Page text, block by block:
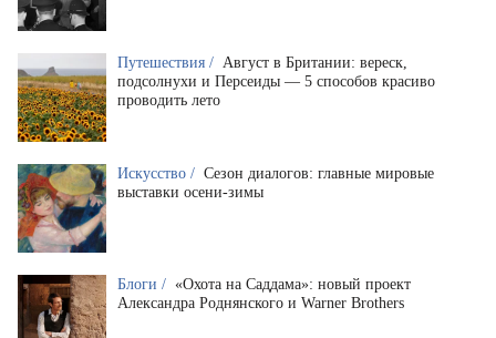
Путешествия / Август в Британии: вереск,
подсолнухи и Персеиды — 5 способов красиво
проводить лето
Искусство / Сезон диалогов: главные мировые
выставки осени-зимы
Блоги / «Охота на Саддама»: новый проект
Александра Роднянского и Warner Brothers